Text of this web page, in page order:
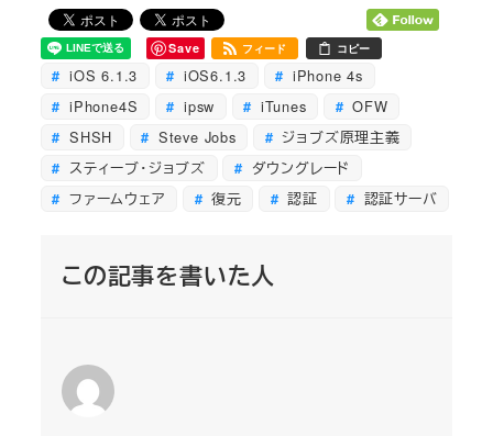
Save フィード コピー
iOS 6.1.3 iOS6.1.3
iPhone 4s
iPhone4S
ipsw iTunes
OFW
SHSH
Steve Jobs
ジョブズ原理主義
スティーブ・ジョブズ
ダウングレード
ファームウェア
復元 認証 認証サーバ
この記事を書いた人